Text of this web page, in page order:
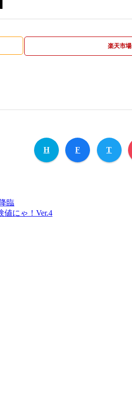
楽天市場
H F T
臨
値にゃ！Ver.4